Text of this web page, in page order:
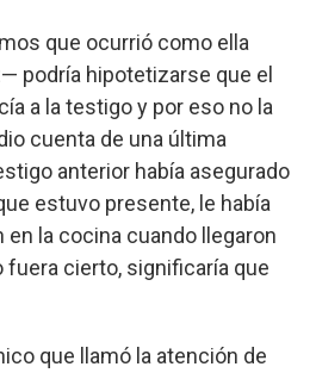
que ocurrió como ella
podría hipotetizarse que el
a la testigo y por eso no la
cuenta de una última
anterior había asegurado
estuvo presente, le había
la cocina cuando llegaron
fuera cierto, significaría que
que llamó la atención de